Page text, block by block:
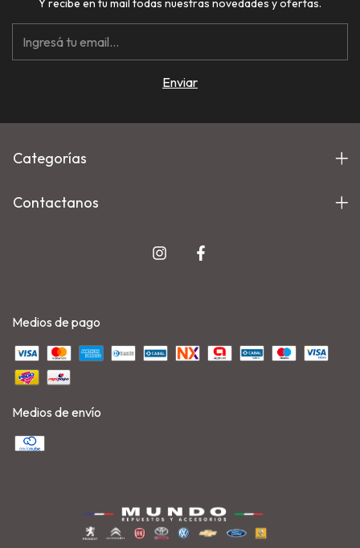
Y recibe en tu mail todas nuestras novedades y ofertas.
Categorías
Contactanos
Medios de pago
Medios de envío